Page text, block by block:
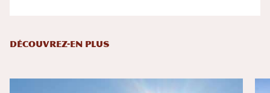
DÉCOUVREZ-EN PLUS